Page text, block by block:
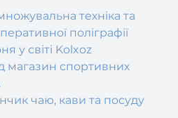
поліграфії
у світі Kolxoz
спортивних
чаю, кави та посуду
BuyFit